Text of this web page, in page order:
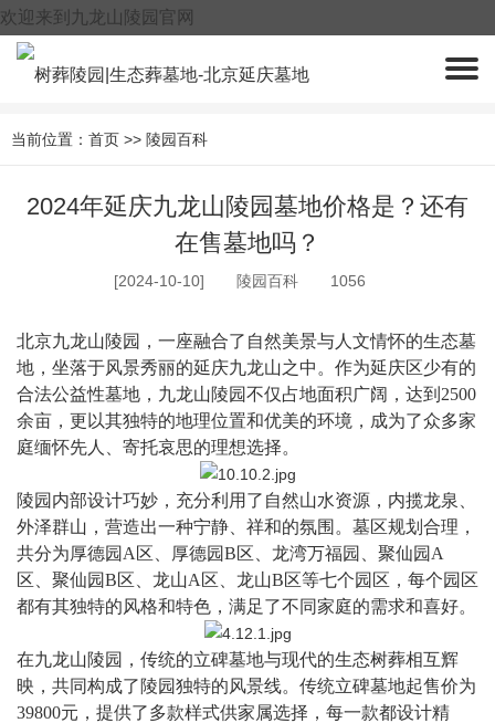
欢迎来到九龙山陵园官网
400-005-9967
当前位置： 首页 >> 陵园百科
2024年延庆九龙山陵园墓地价格是？还有
在售墓地吗？
[2024-10-10] 陵园百科 1056
北京九龙山陵园 ，一座融合了自然美景与人文情怀的生态墓
地，坐落于风景秀丽的延庆九龙山之中。作为延庆区少有的
合法公益性墓地，九龙山陵园不仅占地面积广阔，达到 2500
余亩，更以其独特的地理位置和优美的环境，成为了众多家
庭缅怀先人、寄托哀思的理想选择。
陵园内部设计巧妙，充分利用了自然山水资源，内揽龙泉、
外泽群山，营造出一种宁静、祥和的氛围。墓区规划合理，
共分为厚德园 A区、厚德园B区、龙湾万福园、聚仙园A
区、聚仙园B区、龙山A区、龙山B区等七个园区，每个园区
都有其独特的风格和特色，满足了不同家庭的需求和喜好。
在九龙山陵园，传统的立碑墓地与现代的生态树葬相互辉
映，共同构成了陵园独特的风景线。传统立碑墓地起售价为
39800元，提供了多款样式供家属选择，每一款都设计精